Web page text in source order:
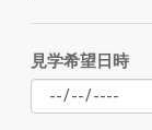
見学希望日時